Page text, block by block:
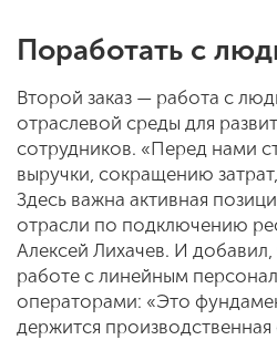
Поработать с
Второй заказ — работа с
отраслевой среды для
сотрудников. «Перед нами
выручки, сокращению
Здесь важна активная
отрасли по подключению
Алексей Лихачев. И добавил,
работе с линейным
операторами: «Это
держится